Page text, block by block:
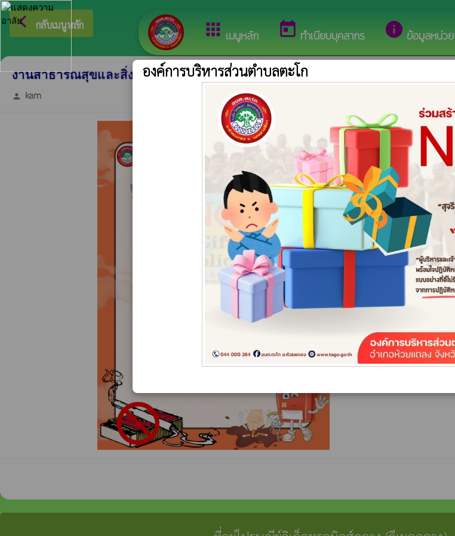
apps เมนูหลัก today ทำเนียบบุคลากร info ข้อมูลหน่ว
arrow_back_ios กลับเมนูหลัก ยินดีต้อนรับสู่เว็บไซต์ของ องค์การบริหารส่วนตำบลตะโก
งานสาธารณสุขและสิ่งแวดล้อม อบต.ตะโก ประชาสัมพันธ์ 31 พฤษภาคม วันงดสูบบุ
person kam
องค์การบริหารส่วนตำบลตะโก